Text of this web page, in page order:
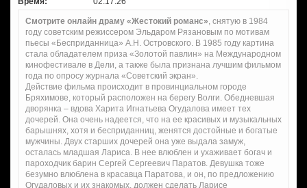
Смотрите онлайн драму «Жестокий романс» , снятую в 1984
году советским режиссером Эльдаром Рязановым по мотивам
пьесы «Бесприданница» А.Н. Островского. В 1985 году картина
стала обладателем приза «Золотой павлин» на Международном
кинофестивале в Дели, а также была признана лучшим фильмом
года по опросу журнала «Советский экран».
Действие фильма происходит в провинциальном городе
Бряхимове, который расположен на берегу Волги. Обедневшая
дворянка – вдова Харита Игнатьева Огудалова имеет тех
дочерей. Она очень надеется, что на ее красивых и музыкальных
барышнях, хотя и бесприданниц, женятся достойные и богатые
мужчины. Двух старших дочерей она уже выдала замуж,
осталась младшая Лариса. В нее влюблен и ухаживает богач и
пароходчик барин Сергей Сергеевич Паратов. Девушка тоже
безумно влюблена в красавца Паратова, и он, по предложению
Огудаловых и их знакомых, должен сделать Ларисе